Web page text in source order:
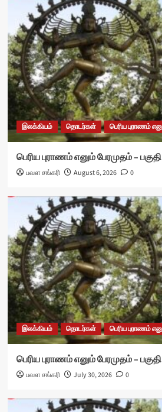
இலக்கியம் தொடர்கள் பெரிய புராணம்
பெரிய புராணம் எனும் பேரமுதம் –
பவள சங்கரி August 6, 2026 0
இலக்கியம் தொடர்கள் பெரிய புராணம்
பெரிய புராணம் எனும் பேரமுதம் –
பவள சங்கரி July 30, 2026 0